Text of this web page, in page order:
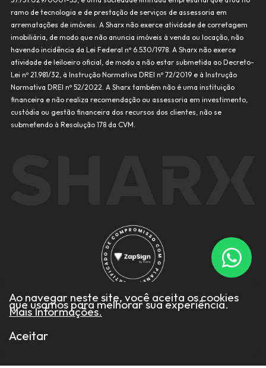
Ao navegar neste site, você aceita os cookies
que usamos para melhorar sua experiência.
Mais Informações.
Aceitar
ramo de tecnologia e de prestação de serviços de assessoria em
arrematações de imóveis. A Sharx não exerce atividade de corretagem
imobiliária, de modo que não anuncia imóveis à venda ou locação, não
havendo incidência da Lei Federal nº 6.530/1978. A Sharx não exerce
atividade de leiloeiro oficial, de modo a não estar submetida ao Decreto-
Lei nº 21.981/32, à Instrução Normativa DREI nº 72/2019 e à Instrução
Normativa DREI nº 52/2022. A Sharx também não é uma instituição
financeira e não realiza recomendação ou assessoria em investimento,
custódia ou gestão financeira dos recursos dos clientes, não se
submetendo à Resolução 178 da CVM.